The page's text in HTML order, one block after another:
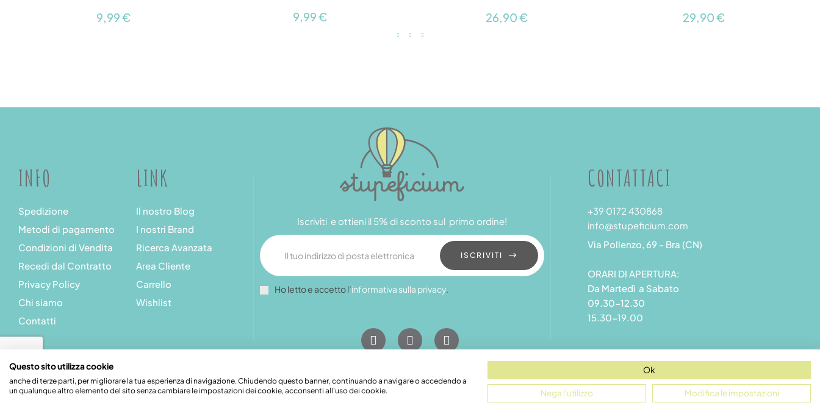
9,99 € 9,99 € 26,90 € 29,90 €
INFO
Spedizione
Metodi di pagamento
Condizioni di Vendita
Recedi dal Contratto
Privacy Policy
Chi siamo
Contatti
LINK
Il nostro Blog
I nostri Brand
Ricerca Avanzata
Area Cliente
Carrello
Wishlist
Iscriviti e ottieni il 5% di sconto sul primo ordine!
ISCRIVITI
Ho letto e accetto l’informativa sulla privacy.
CONTATTACI
+39 0172 430868
info@stupeficium.com
Via Pollenzo, 69 - Bra (CN)
ORARI DI APERTURA:
Da Martedì a Sabato
09.30-12.30
15.30-19.00
Stupeficium di Carena Diego | Rea CN - 265823 | P.I. 09492550018 | Pec: grandamodel@pec.it
Questo sito utilizza cookie
anche di terze parti, per migliorare la tua esperienza di navigazione. Chiudendo questo banner, continuando a navigare o accedendo a
un qualunque altro elemento del sito senza cambiare le impostazioni dei cookie, acconsenti all'uso dei cookie.
Ok
Nega l'utilizzo Modifica le impostazioni